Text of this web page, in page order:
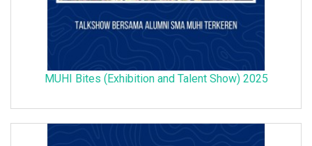
MUHI Bites (Exhibition and Talent Show) 2025